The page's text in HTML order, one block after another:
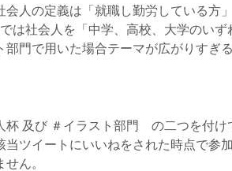
人の定義は「就職し勤労している方」
は社会人を「中学、高校、大学のい
部門で用いた場合テーマが広がりすぎ
及び ＃イラスト部門 の二つを付け
ツイートにいいねをされた時点で参
ん。